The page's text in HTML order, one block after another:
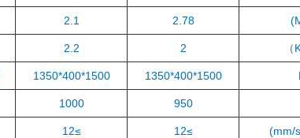
2.78
2.1
2
2.2
1500*400*1350
1500*400*1350
950
1000
≥12
≥12